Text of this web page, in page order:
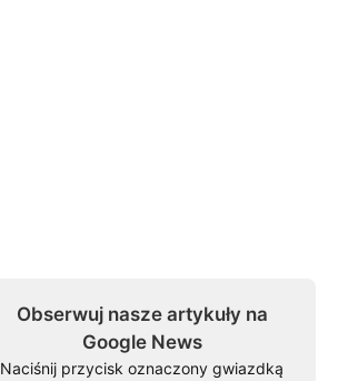
Obserwuj nasze artykuły na
Google News
Naciśnij przycisk oznaczony gwiazdką